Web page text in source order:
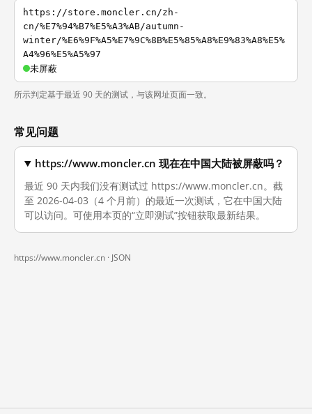
https://store.moncler.cn/zh-
cn/%E7%94%B7%E5%A3%AB/autumn-
winter/%E6%9F%A5%E7%9C%8B%E5%85%A8%E9%83%A8%E5%
A4%96%E5%A5%97
未屏蔽
所示判定基于最近 90 天的测试，与该网址页面一致。
常见问题
https://www.moncler.cn 现在在中国大陆被屏蔽吗？
最近 90 天内我们没有测试过 https://www.moncler.cn。截
至 2026-04-03（4 个月前）的最近一次测试，它在中国大陆
可以访问。可使用本页的“立即测试”按钮获取最新结果。
https://www.moncler.cn · JSON